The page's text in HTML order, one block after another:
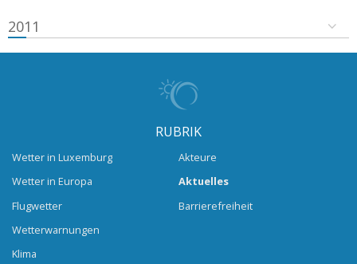
2011
RUBRIK
Wetter in Luxemburg
Wetter in Europa
Flugwetter
Wetterwarnungen
Klima
Akteure
Aktuelles
Barrierefreiheit